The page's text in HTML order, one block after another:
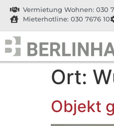
Vermietung Wohnen: 030
Mieterhotline: 030 7676 10
Ort:
Objekt